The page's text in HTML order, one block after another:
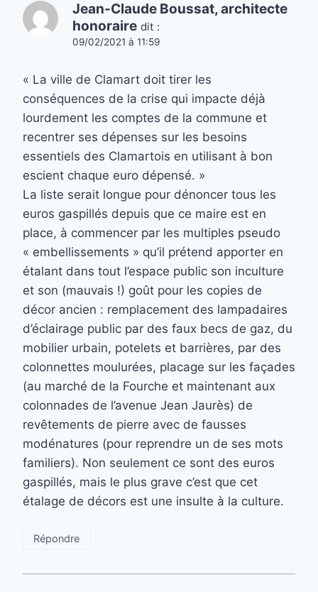
Jean-Claude Boussat, architecte
honoraire dit :
09/02/2021 à 11:59
« La ville de Clamart doit tirer les
conséquences de la crise qui impacte déjà
lourdement les comptes de la commune et
recentrer ses dépenses sur les besoins
essentiels des Clamartois en utilisant à bon
escient chaque euro dépensé. »
La liste serait longue pour dénoncer tous les
euros gaspillés depuis que ce maire est en
place, à commencer par les multiples pseudo
« embellissements » qu’il prétend apporter en
étalant dans tout l’espace public son inculture
et son (mauvais !) goût pour les copies de
décor ancien : remplacement des lampadaires
d’éclairage public par des faux becs de gaz, du
mobilier urbain, potelets et barrières, par des
colonnettes moulurées, placage sur les façades
(au marché de la Fourche et maintenant aux
colonnades de l’avenue Jean Jaurès) de
revêtements de pierre avec de fausses
modénatures (pour reprendre un de ses mots
familiers). Non seulement ce sont des euros
gaspillés, mais le plus grave c’est que cet
étalage de décors est une insulte à la culture.
Répondre